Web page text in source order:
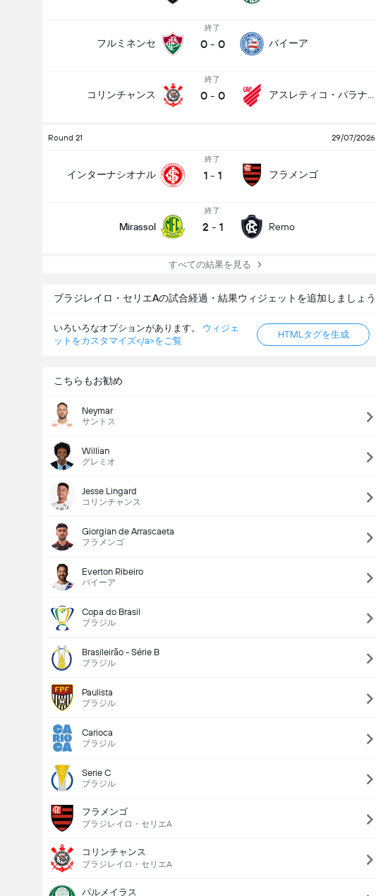
フルミネンセ
終了
0 - 0 バイーア
コリンチャンス
終了
0 - 0
Round 21 29/07/2026
インターナシオナル
終了
1 - 1 フラメンゴ
Mirassol
終了
2 - 1 Remo
すべての結果を見る
ブラジレイロ・セリエAの試合経過・結果ウィジェットを追加しましょう
いろいろなオプションがあります。 ウィジェ
ットをカスタマイズ</a>をご覧
HTMLタグを生成
こちらもお勧め
Neymar
サントス
Willian
グレミオ
Jesse Lingard
コリンチャンス
Giorgian de Arrascaeta
フラメンゴ
Everton Ribeiro
バイーア
Copa do Brasil
ブラジル
Brasileirão - Série B
ブラジル
Paulista
ブラジル
Carioca
ブラジル
Serie C
ブラジル
フラメンゴ
ブラジレイロ・セリエA
コリンチャンス
ブラジレイロ・セリエA
パルメイラス